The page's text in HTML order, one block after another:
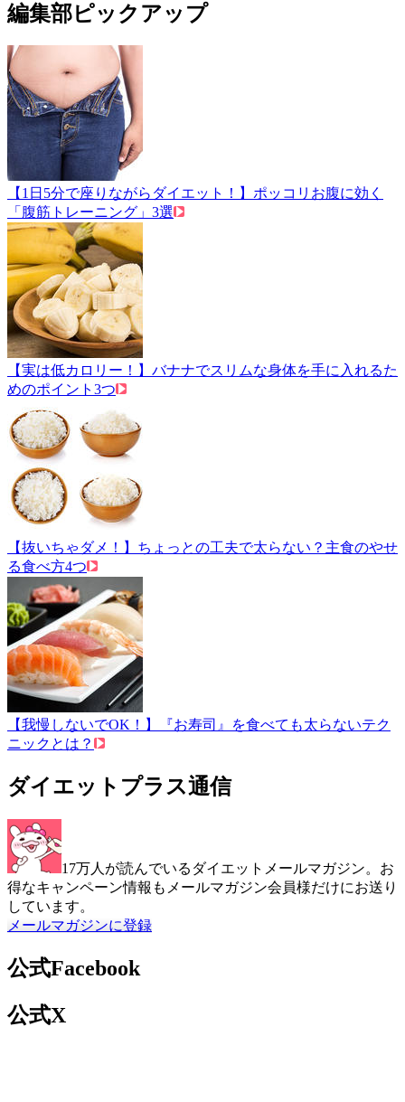
編集部ピックアップ
【1日5分で座りながらダイエット！】ポッコリお腹に効く
「腹筋トレーニング」3選
【実は低カロリー！】バナナでスリムな身体を手に入れるた
めのポイント3つ
【抜いちゃダメ！】ちょっとの工夫で太らない？主食のやせ
る食べ方4つ
【我慢しないでOK！】『お寿司』を食べても太らないテク
ニックとは？
ダイエットプラス通信
17万人が読んでいるダイエットメールマガジン。お
得なキャンペーン情報もメールマガジン会員様だけにお送り
しています。
メールマガジンに登録
公式Facebook
公式X